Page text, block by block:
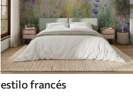
estilo francés